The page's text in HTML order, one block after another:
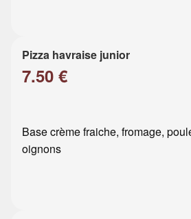
Pizza havraise junior
7.50 €
Base crème fraiche, fromage,
oignons